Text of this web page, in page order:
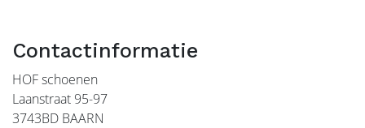
Contactinformatie
HOF schoenen
Laanstraat 95-97
3743BD BAARN